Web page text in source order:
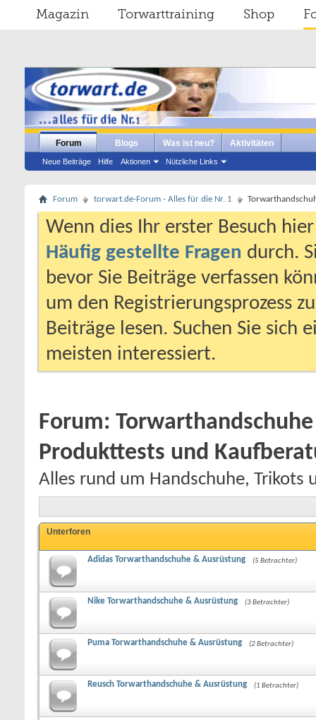
Magazin Torwarttraining Shop
Forum
Neue Beiträge Hilfe Aktionen Nützliche Links
Blogs Was ist neu? Aktivitäten
Forum torwart.de-Forum - Alles für die Nr. 1
Wenn dies Ihr erster Besuch
Häufig gestellte Fragen durch.
bevor Sie Beiträge verfassen
um den Registrierungsprozess
Beiträge lesen. Suchen Sie sich
meisten interessiert.
Forum:
Produkttests und
Alles rund um Handschuhe, Trikots
Unterforen
Adidas Torwarthandschuhe & Ausrüstung (5 Betrachter)
Nike Torwarthandschuhe & Ausrüstung (3 Betrachter)
Puma Torwarthandschuhe & Ausrüstung (2 Betrachter)
Reusch Torwarthandschuhe & Ausrüstung (1 Betrachter)